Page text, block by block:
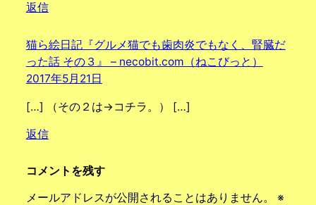
返信
猫ら絵日記『グルメ猫でも歯肉炎でもなく、腎臓だ
った話 その３』 – necobit.com（ねこびっと）
2017年5月21日
[…] （その２は→コチラ。） […]
返信
コメントを残す
メールアドレスが公開されることはありません。
※